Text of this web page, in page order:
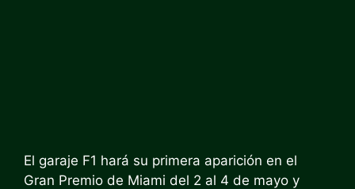
El garaje F1 hará su primera aparición en el
Gran Premio de Miami del 2 al 4 de mayo y